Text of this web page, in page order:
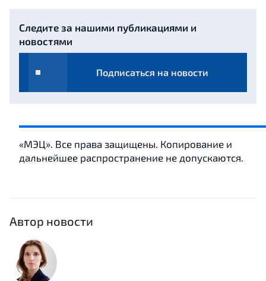
Следите за нашими публикациями и
новостями
Подписаться на новости
«МЭЦ». Все права защищены. Копирование и
дальнейшее распространение не допускаются.
Автор новости